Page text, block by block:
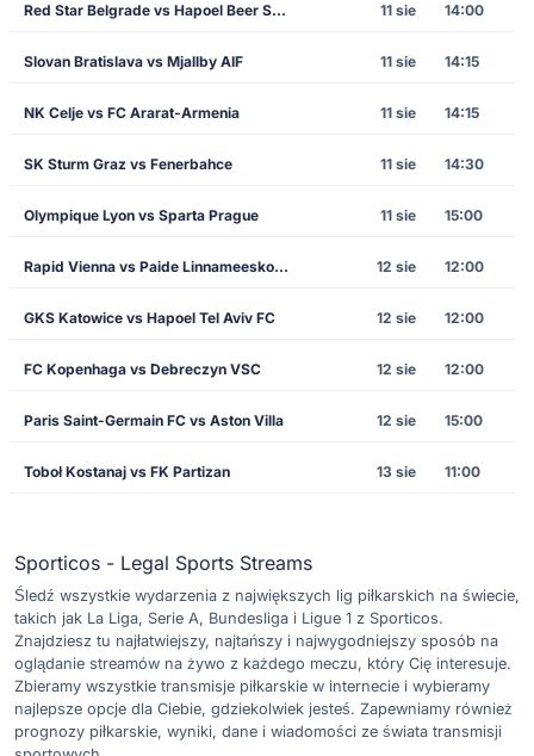
Red Star Belgrade vs Hapoel Beer Sheva 11 sie 14:00
Slovan Bratislava vs Mjallby AIF 11 sie 14:15
NK Celje vs FC Ararat-Armenia 11 sie 14:15
SK Sturm Graz vs Fenerbahce 11 sie 14:30
Olympique Lyon vs Sparta Prague 11 sie 15:00
Rapid Vienna vs Paide Linnameeskond 12 sie 12:00
GKS Katowice vs Hapoel Tel Aviv FC 12 sie 12:00
FC Kopenhaga vs Debreczyn VSC 12 sie 12:00
Paris Saint-Germain FC vs Aston Villa 12 sie 15:00
Toboł Kostanaj vs FK Partizan 13 sie 11:00
Sporticos - Legal Sports Streams
Śledź wszystkie wydarzenia z największych lig piłkarskich na świecie,
takich jak La Liga, Serie A, Bundesliga i Ligue 1 z Sporticos.
Znajdziesz tu najłatwiejszy, najtańszy i najwygodniejszy sposób na
oglądanie streamów na żywo z każdego meczu, który Cię interesuje.
Zbieramy wszystkie transmisje piłkarskie w internecie i wybieramy
najlepsze opcje dla Ciebie, gdziekolwiek jesteś. Zapewniamy również
prognozy piłkarskie, wyniki, dane i wiadomości ze świata transmisji